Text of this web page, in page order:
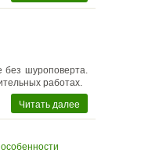
без шуроповерта.
работах.
Читать далее